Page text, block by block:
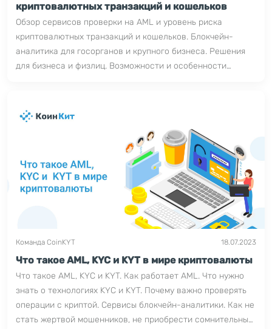
криптовалютных транзакций и кошельков
Обзор сервисов проверки на AML и уровень риска
криптовалютных транзакций и кошельков. Блокчейн-
аналитика для госорганов и крупного бизнеса. Решения
для бизнеса и физлиц. Возможности и особенности
Команда CoinKYT 18.07.2023
Что такое AML, KYC и KYT в мире криптовалюты
Что такое AML, KYC и KYT. Как работает AML. Что нужно
знать о технологиях KYC и KYT. Почему важно проверять
операции с криптой. Сервисы блокчейн-аналитики. Как не
стать жертвой мошенников, не приобрести сомнительные